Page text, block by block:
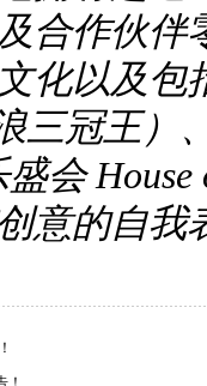
合作伙伴
化以及包
三冠王）
会
意的自我